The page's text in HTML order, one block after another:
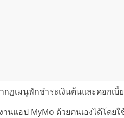
ฏเมนูพักชำระเงินต้นและดอกเบี้ย
นแอป MyMo ด้วยตนเองได้โดยใ